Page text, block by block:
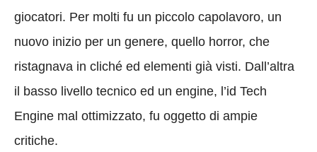
giocatori. Per molti fu un piccolo capolavoro, un
nuovo inizio per un genere, quello horror, che
ristagnava in cliché ed elementi già visti. Dall’altra
il basso livello tecnico ed un engine, l’id Tech
Engine mal ottimizzato, fu oggetto di ampie
critiche.